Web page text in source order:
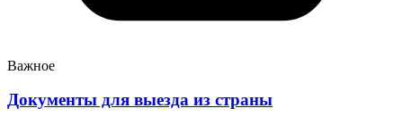
Важное
Документы для выезда из страны